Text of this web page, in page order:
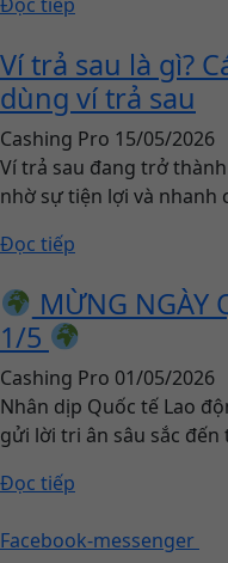
Ví trả sau là gì?
dùng ví trả sau
Cashing Pro 15/05/2026
Ví trả sau đang trở
nhờ sự tiện lợi và nhanh
Đọc tiếp
MỪNG NGÀY
1/5
Cashing Pro 01/05/2026
Nhân dịp Quốc tế Lao
gửi lời tri ân sâu sắc
Đọc tiếp
Facebook-messenger